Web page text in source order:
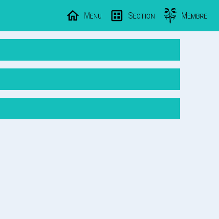
Menu Section Membre